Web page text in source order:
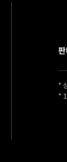
*
*